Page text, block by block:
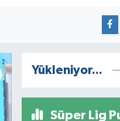
Yükleniyor...
Süper Lig